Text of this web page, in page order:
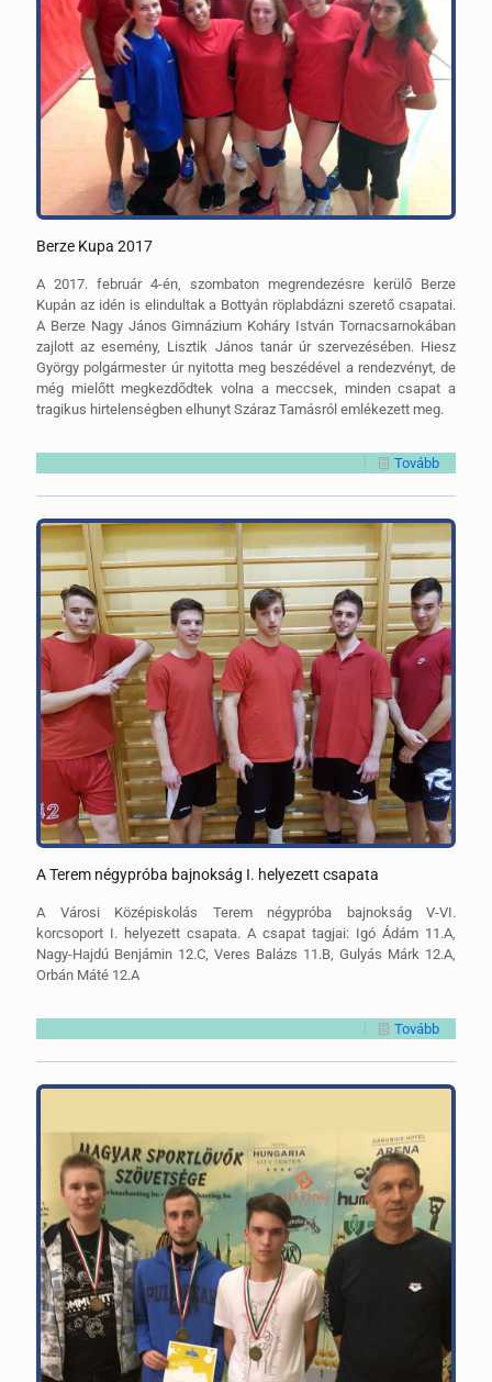
Berze Kupa 2017
A 2017. február 4-én, szombaton megrendezésre kerülő Berze
Kupán az idén is elindultak a Bottyán röplabdázni szerető csapatai.
A Berze Nagy János Gimnázium Koháry István Tornacsarnokában
zajlott az esemény, Lisztik János tanár úr szervezésében. Hiesz
György polgármester úr nyitotta meg beszédével a rendezvényt, de
még mielőtt megkezdődtek volna a meccsek, minden csapat a
tragikus hirtelenségben elhunyt Száraz Tamásról emlékezett meg.
Tovább
A Terem négypróba bajnokság I. helyezett csapata
A Városi Középiskolás Terem négypróba bajnokság V-VI.
korcsoport I. helyezett csapata. A csapat tagjai: Igó Ádám 11.A,
Nagy-Hajdú Benjámin 12.C, Veres Balázs 11.B, Gulyás Márk 12.A,
Orbán Máté 12.A
Tovább